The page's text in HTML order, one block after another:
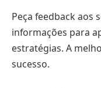
Peça feedback aos
informações para
estratégias. A
sucesso.